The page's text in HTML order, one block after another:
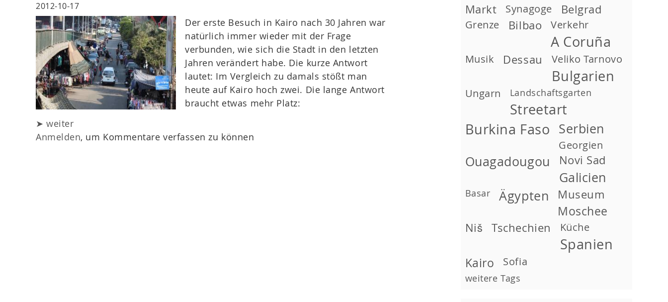
2012-10-17
Der erste Besuch in Kairo nach 30 Jahren war
natürlich immer wieder mit der Frage
verbunden, wie sich die Stadt in den letzten
Jahren verändert habe. Die kurze Antwort
lautet: Im Vergleich zu damals stößt man
heute auf Kairo hoch zwei. Die lange Antwort
braucht etwas mehr Platz:
➤ weiter
Anmelden, um Kommentare verfassen zu können
Markt Synagoge Belgrad
Grenze Bilbao Verkehr
A Coruña
Musik Dessau Veliko Tarnovo
Bulgarien
Ungarn Landschaftsgarten
Streetart
Burkina Faso
Serbien
Georgien
Ouagadougou Novi Sad
Galicien
Basar Ägypten Museum
Moschee
Niš Tschechien Küche
Spanien
Kairo Sofia
weitere Tags